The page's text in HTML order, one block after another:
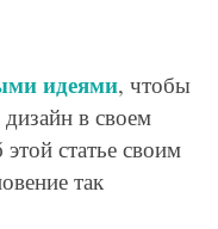
идеями, чтобы
в своем
статье своим
так